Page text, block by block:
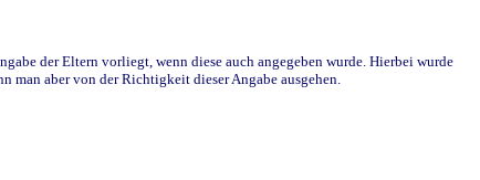
der Eltern vorliegt, wenn diese auch angegeben wurde. Hierbei wurde
man aber von der Richtigkeit dieser Angabe ausgehen.